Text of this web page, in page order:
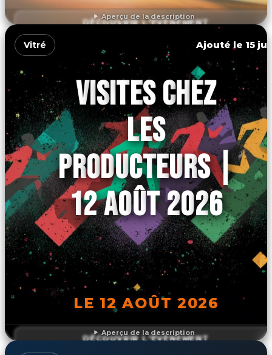
Aperçu de la description
DÉCOUVRIR L'ÉVÉNEMENT
Aperçu de la description
Vitré Ajouté le 15
VISITES CHEZ
LES
PRODUCTEURS |
12 AOÛT 2026
LE 12 AOÛT 2026
DÉCOUVRIR L'ÉVÉNEMENT